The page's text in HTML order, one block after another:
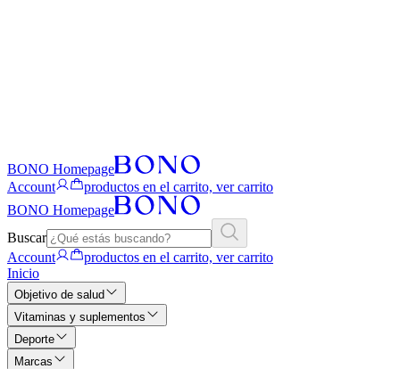
BONO Homepage
Account
productos en el carrito, ver carrito
BONO Homepage
Buscar
Account
productos en el carrito, ver carrito
Inicio
Objetivo de salud
Vitaminas y suplementos
Deporte
Marcas